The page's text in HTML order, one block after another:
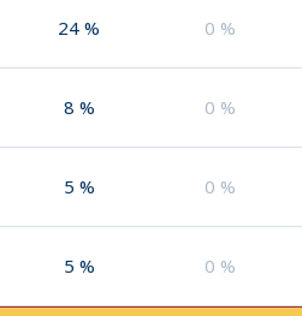
24 % 0 %
8 % 0 %
5 % 0 %
5 % 0 %